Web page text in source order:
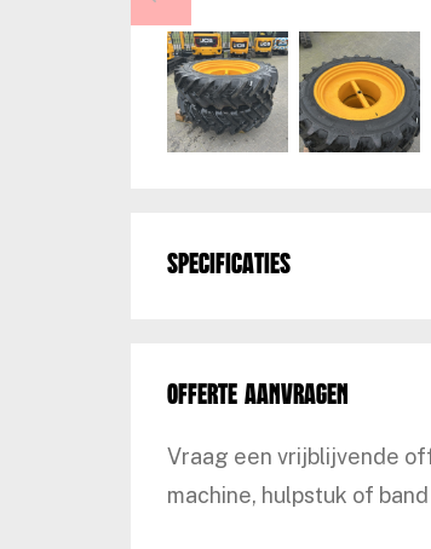
Specificaties
Offerte aanvragen
Vraag een vrijblijvende
machine, hulpstuk of